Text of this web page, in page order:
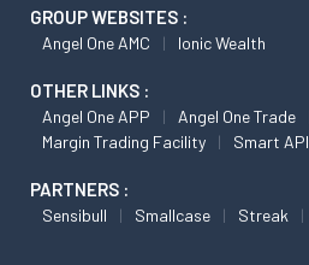
GROUP WEBSITES :
Angel One AMC Ionic Wealth
OTHER LINKS :
Angel One APP Angel One Trade
Margin Trading Facility
Smart API
PARTNERS :
Sensibull Smallcase Streak